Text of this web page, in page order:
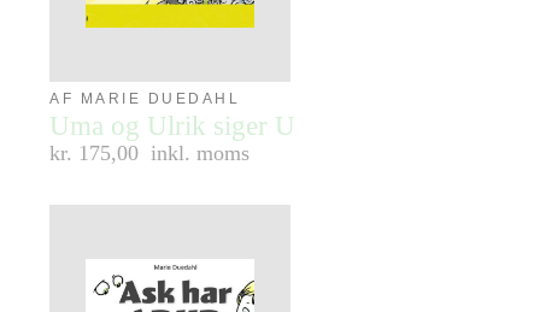
AF MARIE DUEDAHL
Uma og Ulrik siger U
kr. 175,00 inkl. moms